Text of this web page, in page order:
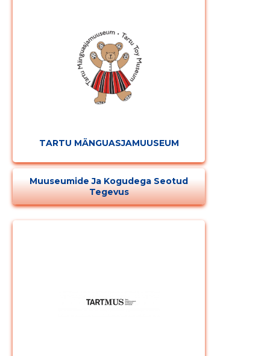
TARTU MÄNGUASJAMUUSEUM
Muuseumide Ja Kogudega Seotud
Tegevus